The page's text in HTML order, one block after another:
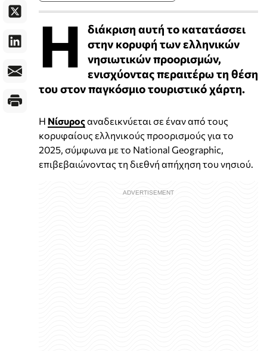
Η
διάκριση αυτή το κατατάσσει
στην κορυφή των ελληνικών
νησιωτικών προορισμών,
ενισχύοντας περαιτέρω τη θέση
του στον παγκόσμιο τουριστικό χάρτη.
Η Νίσυροςαναδεικνύεται σε έναν από τους
κορυφαίους ελληνικούς προορισμούς για το
2025, σύμφωνα με το National Geographic,
επιβεβαιώνοντας τη διεθνή απήχηση του νησιού.